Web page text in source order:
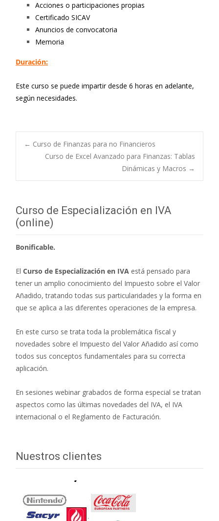
Acciones o participaciones propias
Certificado SICAV
Anuncios de convocatoria
Memoria
Duración:
Este curso se puede impartir desde 6 horas en adelante,
según necesidades.
Navegación de
entradas
← Curso de Finanzas para no Financieros
Curso de Excel Avanzado para Finanzas: Tablas
Dinámicas y Macros →
Curso de Especialización en IVA
(online)
Bonificable.
El Curso de Especialización en IVA está pensado para
tener un amplio conocimiento del Impuesto sobre el Valor
Añadido, tratando todas sus particularidades y la forma en
que se aplica a las diferentes operaciones de la empresa.
En este curso se trata toda la problemática fiscal y
novedades sobre el Impuesto del Valor Añadido así como
todos sus conceptos fundamentales para su correcta
aplicación.
En sesiones webinar grabados de forma especial se tratan
aspectos como las últimas novedades del IVA, el IVA
internacional o el Reglamento de Facturación.
Nuestros clientes